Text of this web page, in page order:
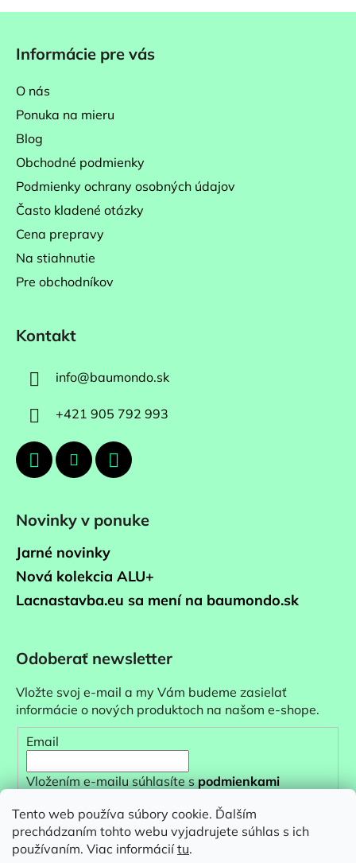
Tento web používa súbory cookie. Ďalším
prechádzaním tohto webu vyjadrujete súhlas s ich
používaním. Viac informáciítu.
Informácie pre vás
O nás
Ponuka na mieru
Blog
Obchodné podmienky
Podmienky ochrany osobných údajov
Často kladené otázky
Cena prepravy
Na stiahnutie
Pre obchodníkov
Kontakt
info@baumondo.sk
+421 905 792 993
Novinky v ponuke
Jarné novinky
Nová kolekcia ALU+
Lacnastavba.eu sa mení na baumondo.sk
Odoberať newsletter
Vložte svoj e-mail a my Vám budeme zasielať
informácie o nových produktoch na našom e-shope.
Email
Vložením e-mailu súhlasíte spodmienkami
PRIHLÁSIŤ SA